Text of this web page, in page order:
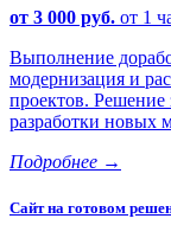
от 3 000 руб. от 1
Выполнение
модернизация и
проектов. Решение
разработки новых
Подробнее →
Сайт на готовом